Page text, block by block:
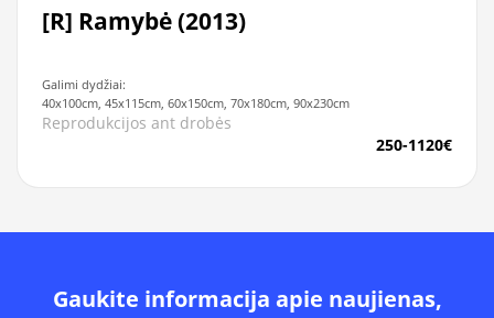
[R] Ramybė (2013)
Galimi dydžiai:
40x100cm, 45x115cm, 60x150cm, 70x180cm, 90x230cm
Reprodukcijos ant drobės
250-1120€
Gaukite informacija apie naujienas,